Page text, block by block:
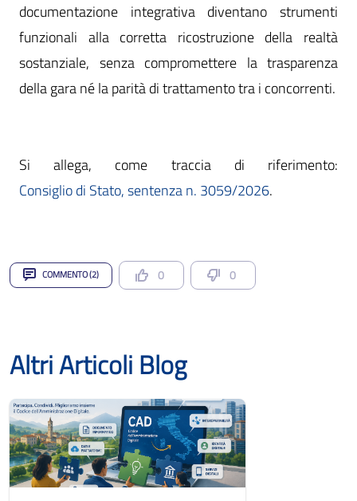
documentazione integrativa diventano strumenti
funzionali alla corretta ricostruzione della realtà
sostanziale, senza compromettere la trasparenza
della gara né la parità di trattamento tra i concorrenti.
Consiglio di Stato, sentenza n. 3059/2026.
COMMENTO (2) 0 0
Altri Articoli Blog